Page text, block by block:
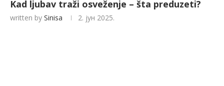
Kad ljubav traži osveženje – šta preduzeti?
written by Sinisa 2. јун 2025.